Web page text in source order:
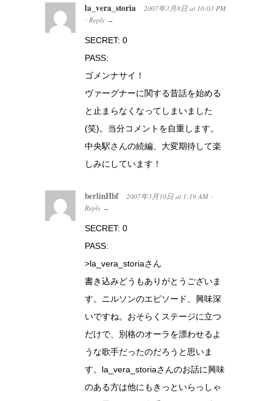
la_vera_storia 2007年3月8日 at 10:03 PM
· Reply →
SECRET: 0
PASS:
ゴメンナサイ！
ヴァーグナーに関する昔話を始める
と止まらなくなってしまいました
(笑)。当分コメントを自重します。
中央駅さんの続編、大変期待して楽
しみにしています！
berlinHbf 2007年3月10日 at 1:19 AM ·
Reply →
SECRET: 0
PASS:
>la_vera_storiaさん
書き込みどうもありがとうございま
す。ニルソンのエピソード、興味深
いですね。おそらくステージに立つ
だけで、別格のオーラを漂わせるよ
うな歌手だったのだろうと思いま
す。la_vera_storiaさんのお話に興味
のある方は他にもきっといらっしゃ